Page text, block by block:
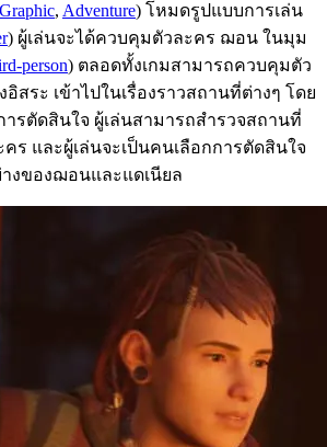
Graphic, Adventure) โหมดรูปแบบการเล่น
) ผู้เล่นจะได้ควบคุมตัวละคร ฌอน ในมุม
person) ตลอดทั้งเกมสามารถควบคุมตัว
อิสระ เข้าไปในเรื่องราวสถานที่ต่างๆ โดย
ารตัดสินใจ ผู้เล่นสามารถสำรวจสถานที่
ร และผู้เล่นจะเป็นคนเลือกการตัดสินใจ
งของฌอนและแดเนียล